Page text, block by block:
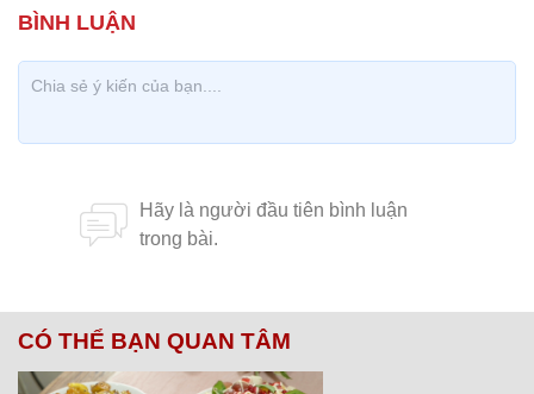
CÓ THỂ BẠN QUAN TÂM